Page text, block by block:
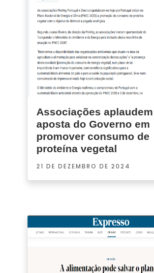
Associações aplaudem
aposta do Governo em
promover consumo de
proteína vegetal
21 DE DEZEMBRO DE 2024